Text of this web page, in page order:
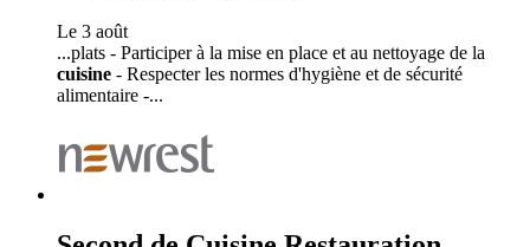
Le 3 août
...plats - Participer à la mise en place et au nettoyage de la
cuisine - Respecter les normes d'hygiène et de sécurité
alimentaire -...